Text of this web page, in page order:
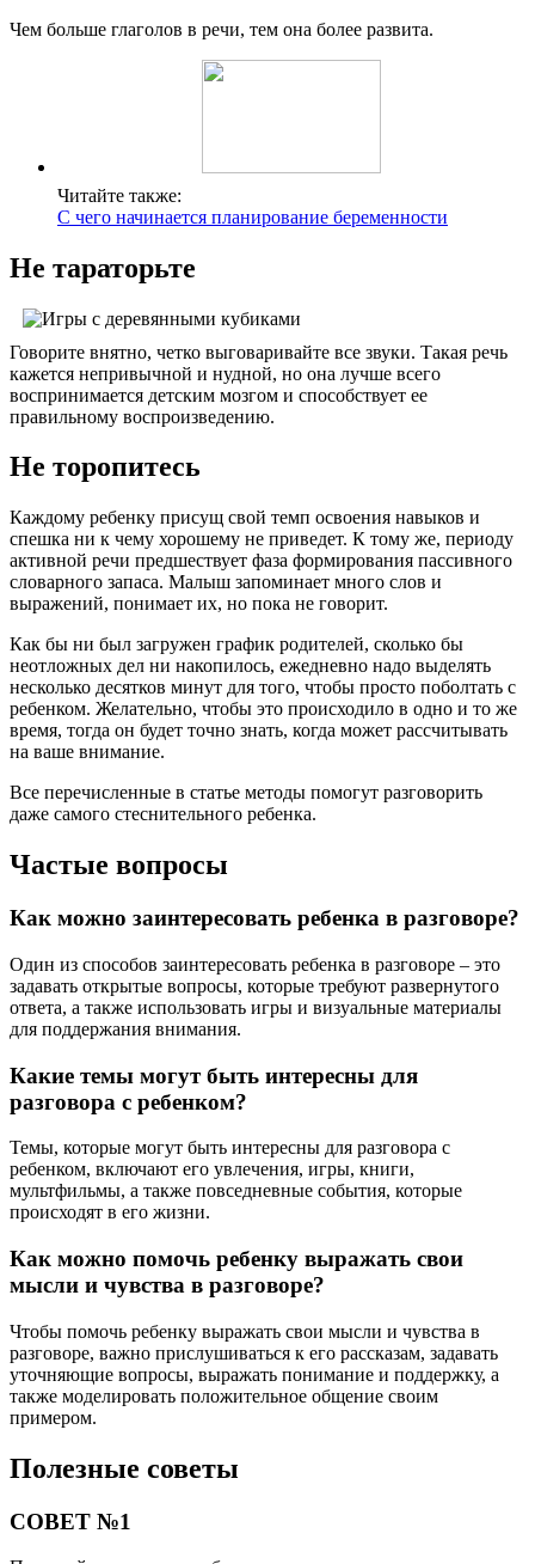
Чем больше глаголов в речи, тем она более развита.
Читайте также:
С чего начинается планирование беременности
Не тараторьте
Говорите внятно, четко выговаривайте все звуки. Такая речь
кажется непривычной и нудной, но она лучше всего
воспринимается детским мозгом и способствует ее
правильному воспроизведению.
Не торопитесь
Каждому ребенку присущ свой темп освоения навыков и
спешка ни к чему хорошему не приведет. К тому же, периоду
активной речи предшествует фаза формирования пассивного
словарного запаса. Малыш запоминает много слов и
выражений, понимает их, но пока не говорит.
Как бы ни был загружен график родителей, сколько бы
неотложных дел ни накопилось, ежедневно надо выделять
несколько десятков минут для того, чтобы просто поболтать с
ребенком. Желательно, чтобы это происходило в одно и то же
время, тогда он будет точно знать, когда может рассчитывать
на ваше внимание.
Все перечисленные в статье методы помогут разговорить
даже самого стеснительного ребенка.
Частые вопросы
Как можно заинтересовать ребенка в разговоре?
Один из способов заинтересовать ребенка в разговоре – это
задавать открытые вопросы, которые требуют развернутого
ответа, а также использовать игры и визуальные материалы
для поддержания внимания.
Какие темы могут быть интересны для
разговора с ребенком?
Темы, которые могут быть интересны для разговора с
ребенком, включают его увлечения, игры, книги,
мультфильмы, а также повседневные события, которые
происходят в его жизни.
Как можно помочь ребенку выражать свои
мысли и чувства в разговоре?
Чтобы помочь ребенку выражать свои мысли и чувства в
разговоре, важно прислушиваться к его рассказам, задавать
уточняющие вопросы, выражать понимание и поддержку, а
также моделировать положительное общение своим
примером.
Полезные советы
СОВЕТ №1